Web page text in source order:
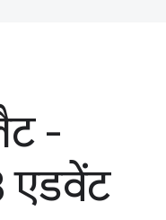
-
एडवेंट